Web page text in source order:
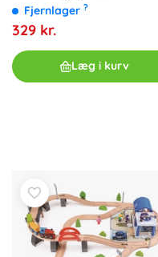
Fjernlager ?
329 kr.
Læg i kurv